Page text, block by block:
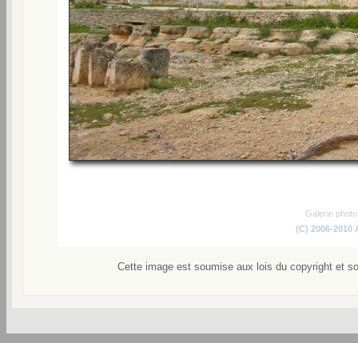
Galerie
(C) 2006-2010
Cette image est soumise aux lois du copyright et